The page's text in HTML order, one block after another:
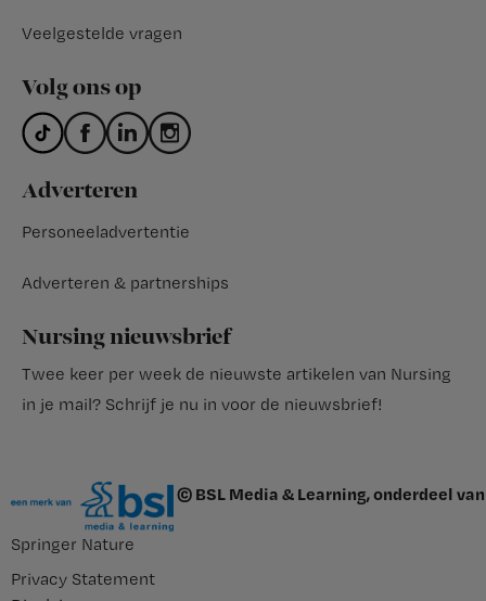
Veelgestelde vragen
Volg ons op
Adverteren
Personeeladvertentie
Adverteren & partnerships
Nursing nieuwsbrief
Twee keer per week de nieuwste artikelen van Nursing
in je mail? Schrijf je nu in voor de nieuwsbrief!
© BSL Media & Learning, onderdeel van
Springer Nature
Privacy Statement